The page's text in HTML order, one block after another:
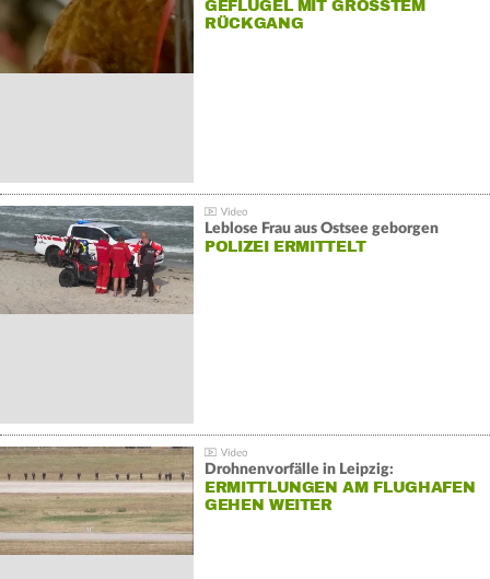
GEFLÜGEL MIT GRÖSSTEM R
ÜCKGANG
Leblose Frau aus Ostsee geborgen
POLIZEI ERMITTELT
Drohnenvorfälle in Leipzig:
ERMITTLUNGEN AM FLUGHAFEN
GEHEN WEITER